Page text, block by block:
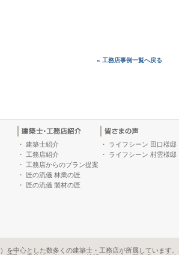
« 工務店事例一覧へ戻る
・ 建築士紹介
・
工務店紹介
・
工務店からのプラン提案
・
匠の流儀 林業の匠
・
匠の流儀 製材の匠
・
ライフシーン 田口様邸
・
ライフシーン 村雲様邸
中心とした数多くの建築士・工務店が所属しています